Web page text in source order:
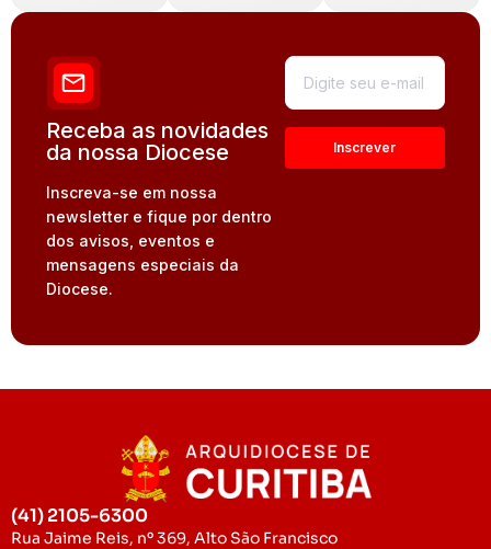
Receba as novidades
da nossa Diocese
Inscreva-se em nossa
newsletter e fique por dentro
dos avisos, eventos e
mensagens especiais da
Diocese.
(41) 2105-6300
Rua Jaime Reis, nº 369, Alto São Francisco